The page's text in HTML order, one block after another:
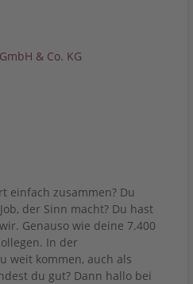
& Co. KG
einfach zusammen? Du
der Sinn macht? Du hast
Genauso wie deine 7.400
In der
weit kommen, auch als
du gut? Dann hallo bei